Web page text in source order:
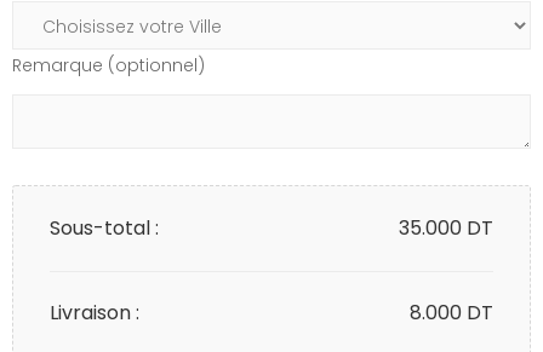
Remarque (optionnel)
Sous-total : 35.000 DT
Livraison : 8.000 DT